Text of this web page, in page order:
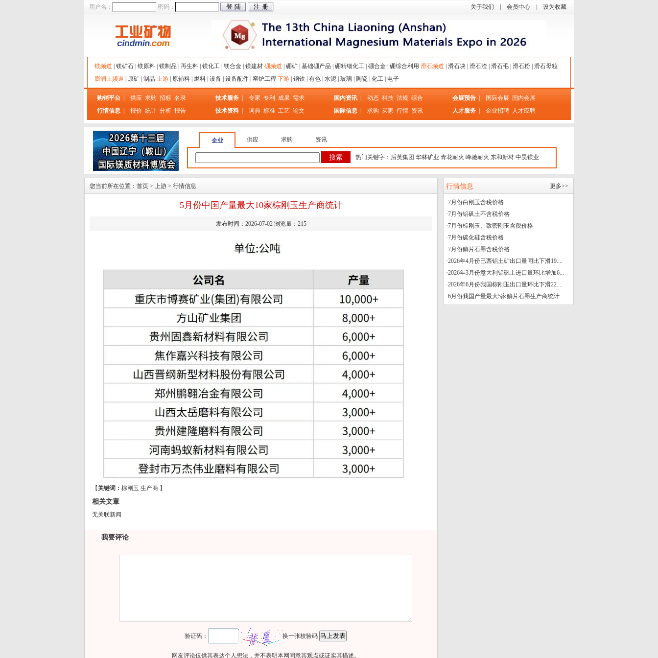
用户名： 密码： 关于我们 会员中心 设为收藏
镁频道 镁矿石 镁原料 镁制品 再生料 镁化工 镁合金 镁建材 硼频道 硼矿 基础硼产品 硼精细化工 硼合金 硼综合利用 滑石频道 滑石块 滑石渣 滑石毛 滑石粉 滑石母粒
膨润土频道
原矿 制品 上游 原辅料 燃料 设备 设备配件 窑炉工程 下游 钢铁 有色 水泥 玻璃 陶瓷 化工 电子
购销平台 供应 求购 招标 名录
行情信息
报价 统计 分析 报告
技术服务 专家 专利 成果 需求
技术资料
词典 标准 工艺 论文
国内资讯 动态 科技 法规 综合
国际信息
求购 买家 行情 资讯
会展预告 国际会展
国内会展
人才服务
企业招聘 人才应聘
企业 供应 求购 资讯
热门关键字： 后英集团 华林矿业 青花耐火 峰驰耐火 东和新材 中昊镁业
您当前所在位置： 首页 > 上游 > 行情信息
5月份中国产量最大10家棕刚玉生产商统计
发布时间：2026-07-02 浏览量：215
【 关键词： 棕刚玉 生产商 】
相关文章
无关联新闻
我要评论
验证码： 换一张校验码
网友评论仅供其表达个人想法，并不表明本网同意其观点或证实其描述。
行情信息 更多>>
·7月份白刚玉含税价格
·7月份铝矾土不含税价格
·7月份棕刚玉、致密刚玉含税价格
·7月份碳化硅含税价格
·7月份鳞片石墨含税价格
·2026年4月份巴西铝土矿出口量同比下滑19....
·2026年3月份意大利铝矾土进口量环比增加6...
·2026年6月份我国棕刚玉出口量环比下滑22....
·6月份我国产量最大5家鳞片石墨生产商统计